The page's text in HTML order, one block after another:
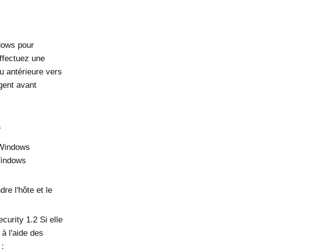
pour
une
antérieure vers
avant
l'hôte et le
1.2 Si elle
l'aide des